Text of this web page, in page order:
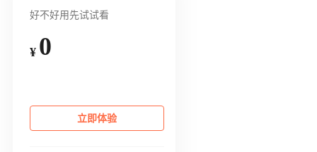
好不好用先试试看
¥ 0
立即体验